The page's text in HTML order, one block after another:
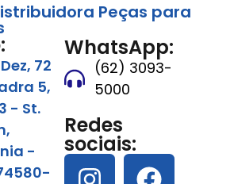
Peças para
72
5,
- St.
-
WhatsApp:
(62) 3093-
5000
Redes
sociais: